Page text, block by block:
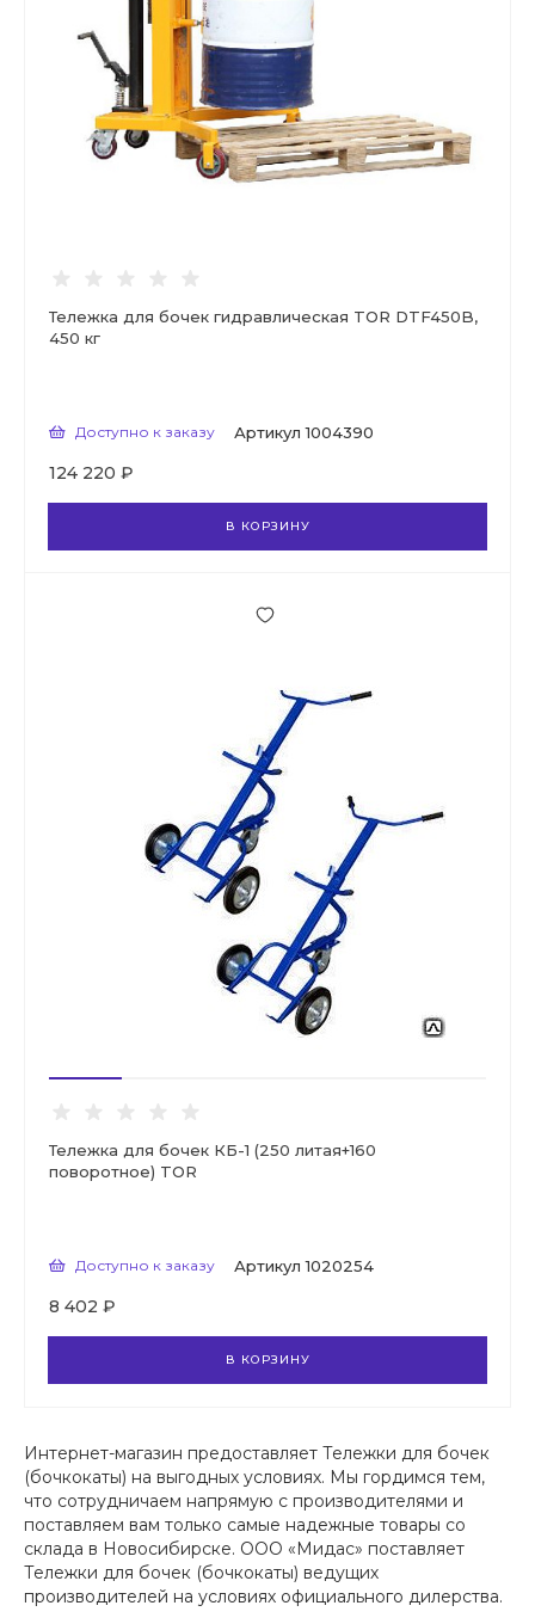
Тележка для бочек гидравлическая TOR DTF450B,
450 кг
Доступно к заказу Артикул 1004390
124 220 ₽
В КОРЗИНУ
Тележка для бочек КБ-1 (250 литая+160
поворотное) TOR
Доступно к заказу Артикул 1020254
8 402 ₽
В КОРЗИНУ
Интернет-магазин предоставляет Тележки для бочек
(бочкокаты) на выгодных условиях. Мы гордимся тем,
что сотрудничаем напрямую с производителями и
поставляем вам только самые надежные товары со
склада в Новосибирске. ООО «Мидас» поставляет
Тележки для бочек (бочкокаты) ведущих
производителей на условиях официального дилерства.